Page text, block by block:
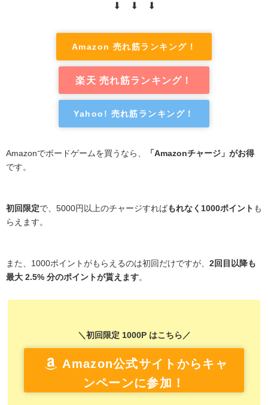
⬇ ⬇ ⬇
Amazon 売れ筋ランキング！
楽天 売れ筋ランキング！
Yahoo! 売れ筋ランキング！
Amazonでボードゲームを買うなら、
「Amazonチャージ」がお得
です。
初回限定で、5000円以上のチャージすればもれなく1000ポイント も
らえます。
また、1000ポイントがもらえるのは初回だけですが、 2回目以降も
最大 2.5% 分のポイントが貰えます。
＼初回限定 1000P はこちら／
Amazon公式サイトからキャ
ンペーンに参加！